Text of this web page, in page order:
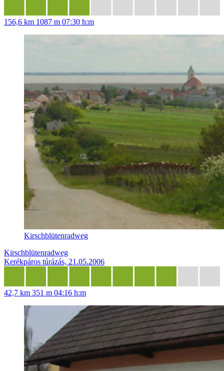
156,6 km 1087 m 07:30 h:m
Kirschblütenradweg
Kirschblütenradweg
Kerékpáros túrázás, 21.05.2006
42,7 km 351 m 04:16 h:m